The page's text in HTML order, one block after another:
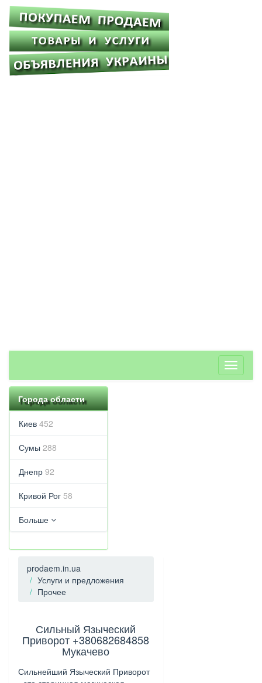
Toggle
Города области
Киев 452
Сумы 288
Днепр 92
Кривой Рог 58
Больше
prodaem.in.ua
Услуги и предложения
Прочее
Сильный Языческий
Приворот +380682684858
Мукачево
Сильнейший Языческий Приворот